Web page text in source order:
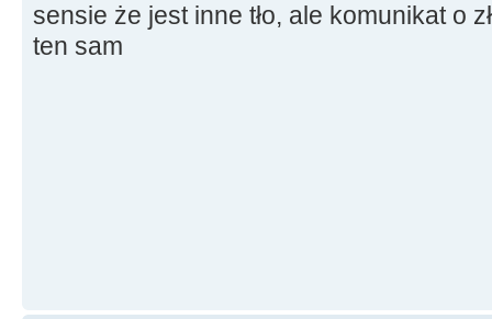
sensie że jest inne tło, ale komunikat o
ten sam